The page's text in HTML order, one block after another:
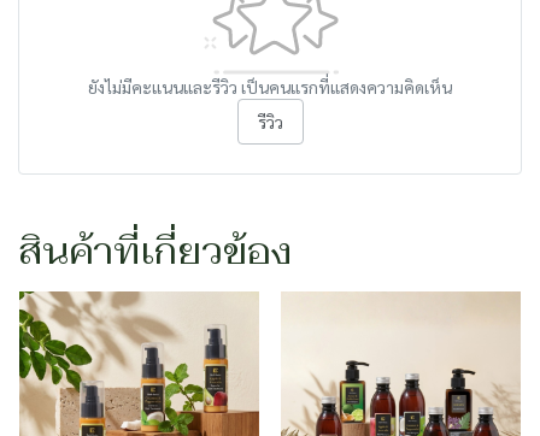
ยังไม่มีคะแนนและรีวิว เป็นคนแรกที่แสดงความคิดเห็น
รีวิว
สินค้าที่เกี่ยวข้อง